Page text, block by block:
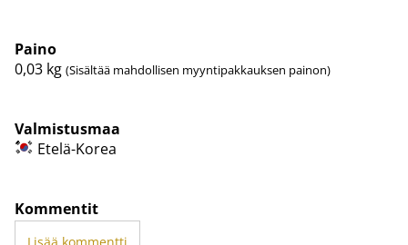
Paino
0,03 kg (Sisältää mahdollisen myyntipakkauksen painon)
Valmistusmaa
Etelä-Korea
Kommentit
Lisää kommentti